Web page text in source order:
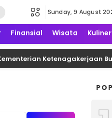
Sunday, 9 August
Finansial Wisata Kuliner
Ketenagakerjaan